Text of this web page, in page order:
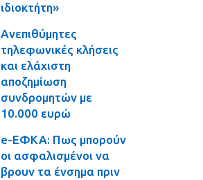
ιδιοκτήτη»
Ανεπιθύμητες
τηλεφωνικές κλήσεις
και ελάχιστη
αποζημίωση
συνδρομητών με
10.000 ευρώ
e-ΕΦΚΑ: Πως μπορούν
οι ασφαλισμένοι να
βρουν τα ένσημα πριν